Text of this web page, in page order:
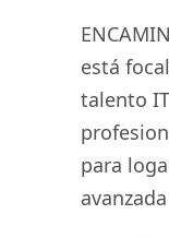
está
talento
para
avanzada